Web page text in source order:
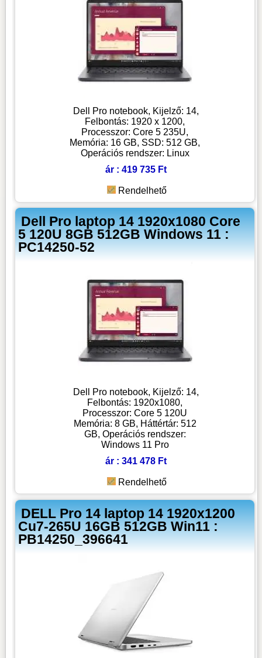
Dell Pro notebook, Kijelző: 14,
Felbontás: 1920 x 1200,
Processzor: Core 5 235U,
Memória: 16 GB, SSD: 512 GB,
Operációs rendszer: Linux
ár : 419 735 Ft
Rendelhető
Dell Pro laptop 14 1920x1080 Core
5 120U 8GB 512GB Windows 11 :
PC14250-52
Dell Pro notebook, Kijelző: 14,
Felbontás: 1920x1080,
Processzor: Core 5 120U
Memória: 8 GB, Háttértár: 512
GB, Operációs rendszer:
Windows 11 Pro
ár : 341 478 Ft
Rendelhető
DELL Pro 14 laptop 14 1920x1200
Cu7-265U 16GB 512GB Win11 :
PB14250_396641